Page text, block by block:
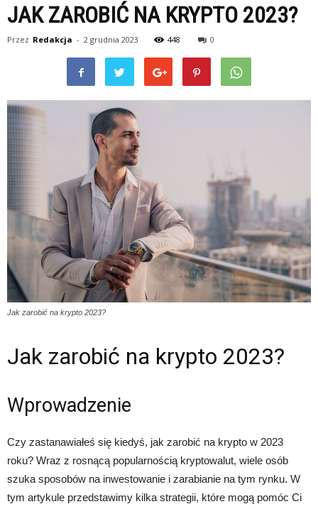
JAK ZAROBIĆ NA KRYPTO 2023?
Przez Redakcja - 2 grudnia 2023 448 0
Jak zarobić na krypto 2023?
Jak zarobić na krypto 2023?
Wprowadzenie
Czy zastanawiałeś się kiedyś, jak zarobić na krypto w 2023
roku? Wraz z rosnącą popularnością kryptowalut, wiele osób
szuka sposobów na inwestowanie i zarabianie na tym rynku. W
tym artykule przedstawimy kilka strategii, które mogą pomóc Ci